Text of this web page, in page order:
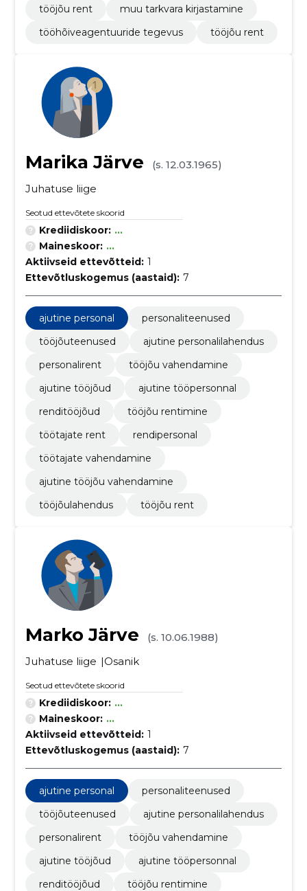
tööjõu rent
muu tarkvara kirjastamine
tööhõiveagentuuride tegevus
tööjõu rent
Marika Järve
(s. 12.03.1965)
Juhatuse liige
Seotud ettevõtete skoorid
Krediidiskoor: ...
Maineskoor: ...
Aktiivseid ettevõtteid: 1
Ettevõtluskogemus (aastaid): 7
ajutine personal
personaliteenused
tööjõuteenused
ajutine personalilahendus
personalirent
tööjõu vahendamine
ajutine tööjõud
ajutine tööpersonnal
renditööjõud
tööjõu rentimine
töötajate rent
rendipersonal
töötajate vahendamine
ajutine tööjõu vahendamine
tööjõulahendus
tööjõu rent
Marko Järve
(s. 10.06.1988)
Juhatuse liige
Osanik
Seotud ettevõtete skoorid
Krediidiskoor: ...
Maineskoor: ...
Aktiivseid ettevõtteid: 1
Ettevõtluskogemus (aastaid): 7
ajutine personal
personaliteenused
tööjõuteenused
ajutine personalilahendus
personalirent
tööjõu vahendamine
ajutine tööjõud
ajutine tööpersonnal
renditööjõud
tööjõu rentimine